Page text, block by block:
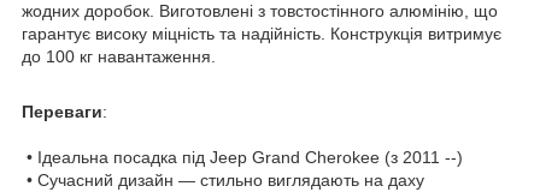
жодних доробок. Виготовлені з товстостінного алюмінію, що
гарантує високу міцність та надійність. Конструкція витримує
до 100 кг навантаження.
Переваги:
• Ідеальна посадка під Jeep Grand Cherokee (з 2011 --)
• Сучасний дизайн — стильно виглядають на даху